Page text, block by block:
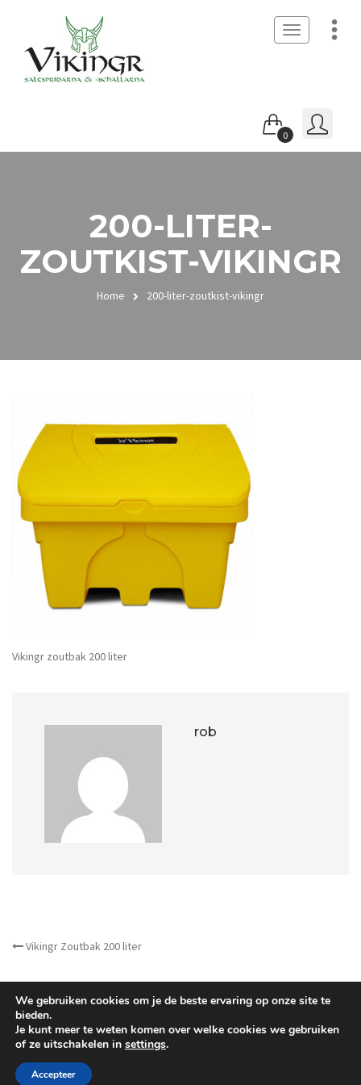
Toggle
navigation
0
200-LITER-
ZOUTKIST-VIKINGR
Home 200-liter-zoutkist-vikingr
Vikingr zoutbak 200 liter
rob
Vikingr Zoutbak 200 liter
©Barrera B.V.- All Right reserved.
We gebruiken cookies om je de beste ervaring op onze site te
bieden.
Je kunt meer te weten komen over welke cookies we gebruiken
of ze uitschakelen in settings.
Accepteer